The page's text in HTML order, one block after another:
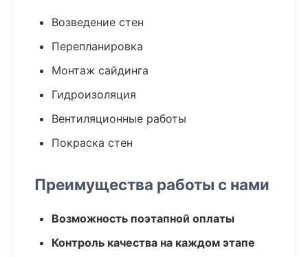
Возведение стен
Перепланировка
Монтаж сайдинга
Гидроизоляция
Вентиляционные работы
Покраска стен
Преимущества работы с нами
Возможность поэтапной оплаты
Контроль качества на каждом этапе